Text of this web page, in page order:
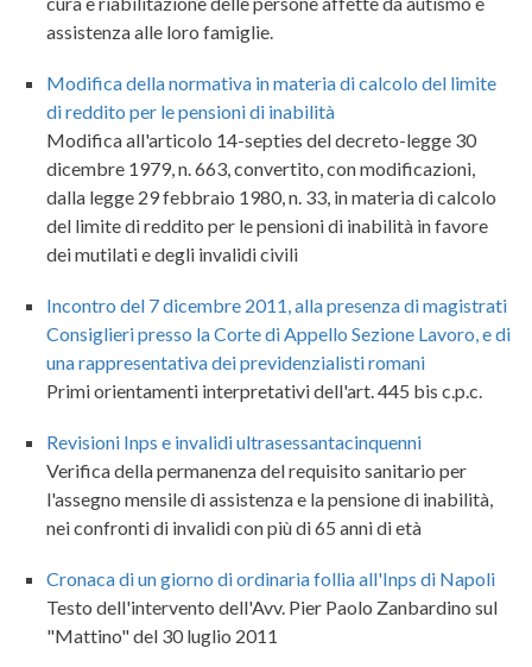
assistenza alle loro famiglie.
Modifica della normativa in materia di calcolo del limite
di reddito per le pensioni di inabilità
Modifica all'articolo 14-septies del decreto-legge 30
dicembre 1979, n. 663, convertito, con modificazioni,
dalla legge 29 febbraio 1980, n. 33, in materia di calcolo
del limite di reddito per le pensioni di inabilità in favore
dei mutilati e degli invalidi civili
Incontro del 7 dicembre 2011, alla presenza di magistrati
Consiglieri presso la Corte di Appello Sezione Lavoro, e di
una rappresentativa dei previdenzialisti romani
Primi orientamenti interpretativi dell'art. 445 bis c.p.c.
Revisioni Inps e invalidi ultrasessantacinquenni
Verifica della permanenza del requisito sanitario per
l'assegno mensile di assistenza e la pensione di inabilità,
nei confronti di invalidi con più di 65 anni di età
Cronaca di un giorno di ordinaria follia all'Inps di Napoli
Testo dell'intervento dell'Avv. Pier Paolo Zanbardino sul
"Mattino" del 30 luglio 2011